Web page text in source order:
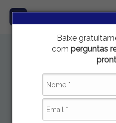
Baixe
com perguntas
Fale Conosco
Estamos aqui para ajudar!
através do formulário abaixo
atendimento.